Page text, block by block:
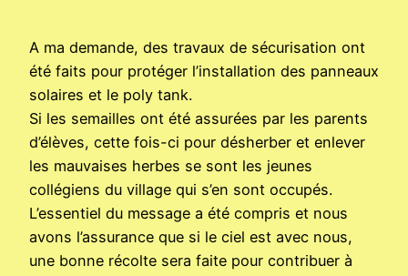
A ma demande, des travaux de sécurisation ont
été faits pour protéger l’installation des panneaux
solaires et le poly tank.
Si les semailles ont été assurées par les parents
d’élèves, cette fois-ci pour désherber et enlever
les mauvaises herbes se sont les jeunes
collégiens du village qui s’en sont occupés.
L’essentiel du message a été compris et nous
avons l’assurance que si le ciel est avec nous,
une bonne récolte sera faite pour contribuer à